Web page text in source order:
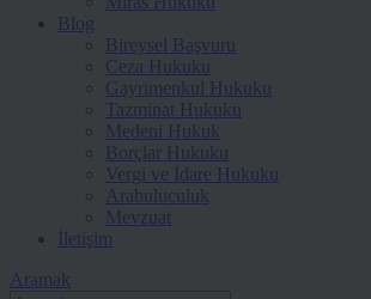
Blog
Bireysel Başvuru
Ceza Hukuku
Gayrimenkul Hukuku
Tazminat Hukuku
Medeni Hukuk
Borçlar Hukuku
Vergi ve İdare Hukuku
Arabuluculuk
Mevzuat
İletişim
Aramak